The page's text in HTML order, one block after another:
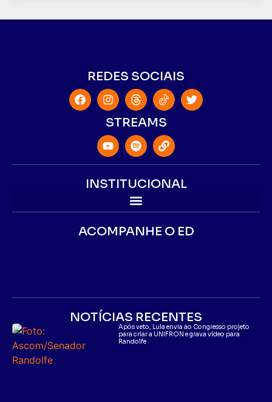
REDES SOCIAIS
STREAMS
INSTITUCIONAL
ACOMPANHE O ED
NOTÍCIAS RECENTES
Após veto, Lula envia ao Congresso projeto
para criar a UNIFRON e grava vídeo para
Randolfe